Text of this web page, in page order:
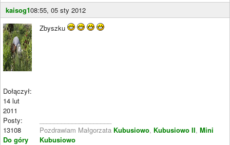
kaisog108:55, 05 sty 2012
Dołączył:
14 lut
2011
Posty:
13108
Do góry
Zbyszku
Pozdrawiam Małgorzata Kubusiowo, Kubusiowo II, Mini
Kubusiowo